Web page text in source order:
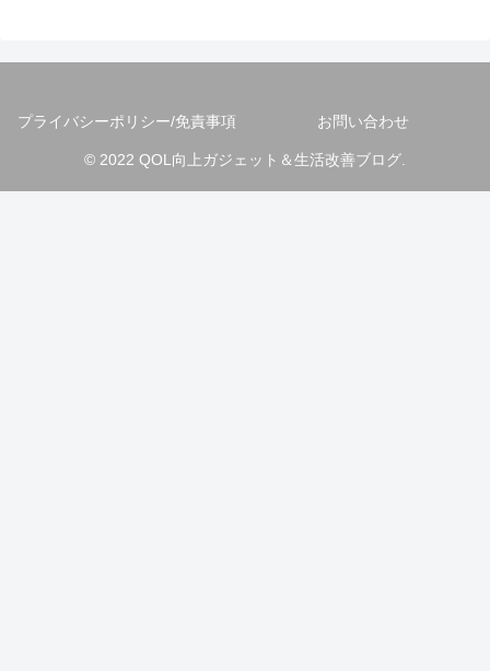
プライバシーポリシー/免責事項 お問い合わせ
© 2022 QOL向上ガジェット＆生活改善ブログ.